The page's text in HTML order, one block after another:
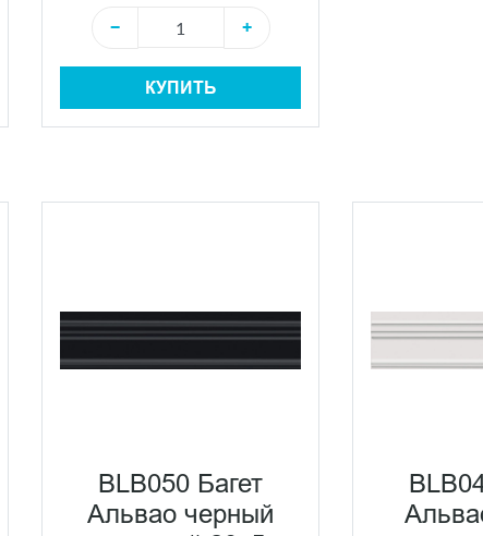
−
+
КУПИТЬ
BLB050 Багет
Альвао черный